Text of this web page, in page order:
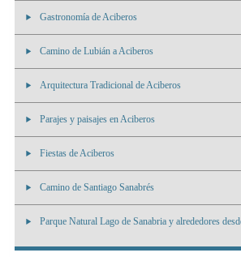
Gastronomía de Aciberos
Camino de Lubián a Aciberos
Arquitectura Tradicional de Aciberos
Parajes y paisajes en Aciberos
Fiestas de Aciberos
Camino de Santiago Sanabrés
Parque Natural Lago de Sanabria y alrededores